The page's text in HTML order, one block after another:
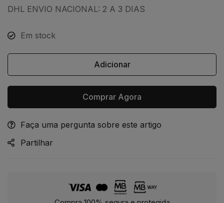
DHL ENVIO NACIONAL: 2 A 3 DIAS
Em stock
Adicionar
Comprar Agora
Alternative:
Faça uma pergunta sobre este artigo
Partilhar